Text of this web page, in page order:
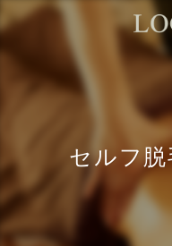
セルフ